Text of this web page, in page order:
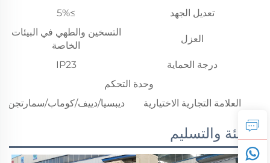
تعديل الجهد
≥5%
العزل
التسخين والطهي في البيئات
الخاصة
درجة الحماية
IP23
وحدة التحكم
العلامة التجارية الاختيارية
ديبسيا/دييف/كوماب/سمارتجن
التعبئة والتسليم